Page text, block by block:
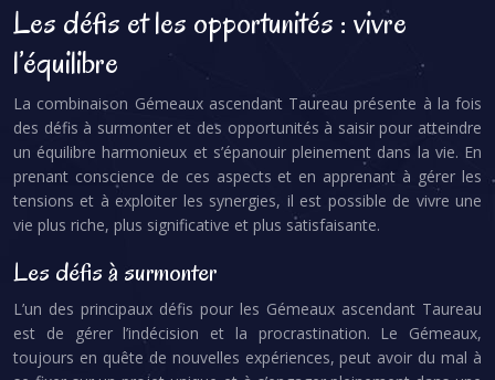
Les défis et les opportunités : vivre
l’équilibre
La combinaison Gémeaux ascendant Taureau présente à la fois
des défis à surmonter et des opportunités à saisir pour atteindre
un équilibre harmonieux et s’épanouir pleinement dans la vie. En
prenant conscience de ces aspects et en apprenant à gérer les
tensions et à exploiter les synergies, il est possible de vivre une
vie plus riche, plus significative et plus satisfaisante.
Les défis à surmonter
L’un des principaux défis pour les Gémeaux ascendant Taureau
est de gérer l’indécision et la procrastination. Le Gémeaux,
toujours en quête de nouvelles expériences, peut avoir du mal à